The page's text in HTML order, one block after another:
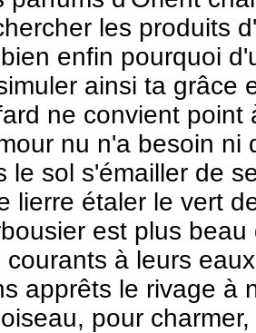
les produits
enfin pourquoi
ainsi ta grâce
ne convient point
nu n'a besoin ni
le sol s'émailler de
lierre étaler le vert
est plus
courants à leurs
apprêts le rivage à
pour